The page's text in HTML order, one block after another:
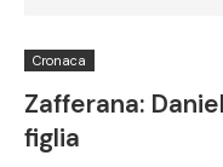
Cronaca
Zafferana:
figlia